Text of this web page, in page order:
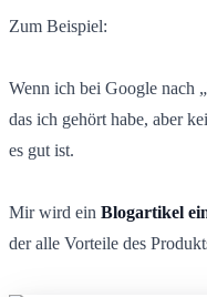
Zum Beispiel:
Wenn ich bei Google nach
das ich gehört habe, aber
es gut ist.
Mir wird ein Blogartikel
der alle Vorteile des